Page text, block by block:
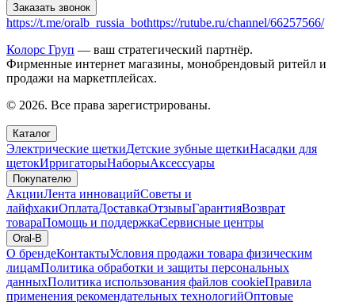
Заказать звонок
https://t.me/oralb_russia_bothttps://rutube.ru/channel/66257566/
Колорс Груп — ваш стратегический партнёр.
Фирменные интернет магазины, монобрендовый ритейл и
продажи на маркетплейсах.
© 2026. Все права зарегистрированы.
Каталог
Электрические щеткиДетские зубные щеткиНасадки для
щетокИрригаторыНаборыАксессуары
Покупателю
АкцииЛента инновацийСоветы и
лайфхакиОплатаДоставкаОтзывыГарантияВозврат
товараПомощь и поддержкаСервисные центры
Oral-B
О брендеКонтактыУсловия продажи товара физическим
лицамПолитика обработки и защиты персональных
данныхПолитика использования файлов cookieПравила
применения рекомендательных технологийОптовые